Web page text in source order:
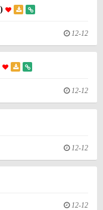
12-12
12-12
12-12
12-12